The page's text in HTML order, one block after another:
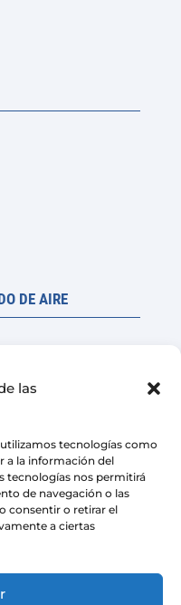
las
tecnologías como
a la información del
tecnologías nos permitirá
de navegación o las
consentir o retirar el
a ciertas
DE AIRE